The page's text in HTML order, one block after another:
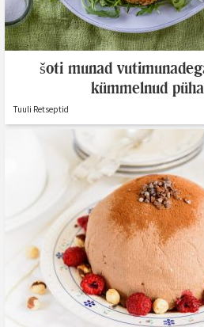
šoti munad
kümmelnud
Tuuli Retseptid